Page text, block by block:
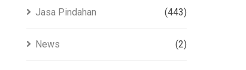
Jasa Pindahan (443)
News (2)